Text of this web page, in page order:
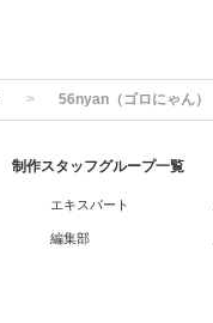
56nyan（ゴロにゃん）
制作スタッフグループ一覧
エキスパート
編集部